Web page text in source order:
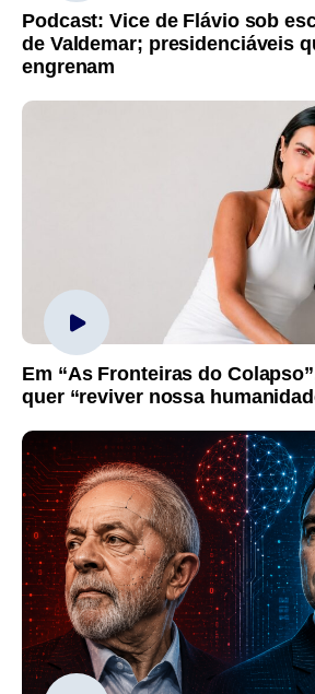
Podcast: Vice de Flávio sob
de Valdemar; presidenciáveis
engrenam
Em “As Fronteiras do
quer “reviver nossa